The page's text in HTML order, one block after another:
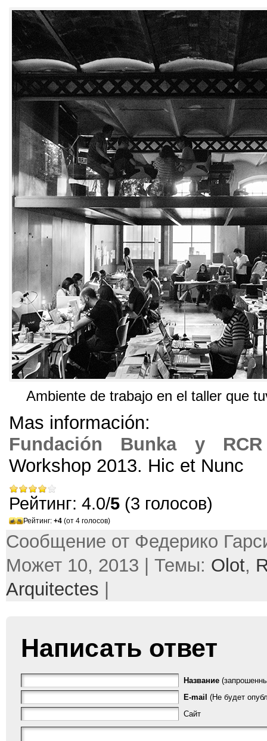
Ambiente de trabajo en el taller que
Mas información:
Fundación Bunka y
Workshop 2013. Hic et Nunc
Рейтинг: 4.0/5 (3 голосов)
Рейтинг: +4 (от 4 голосов)
Сообщение от Федерико
Может 10, 2013 | Темы: Olot,
Arquitectes
Написать ответ
Название
E-mail (Не будет
Сайт